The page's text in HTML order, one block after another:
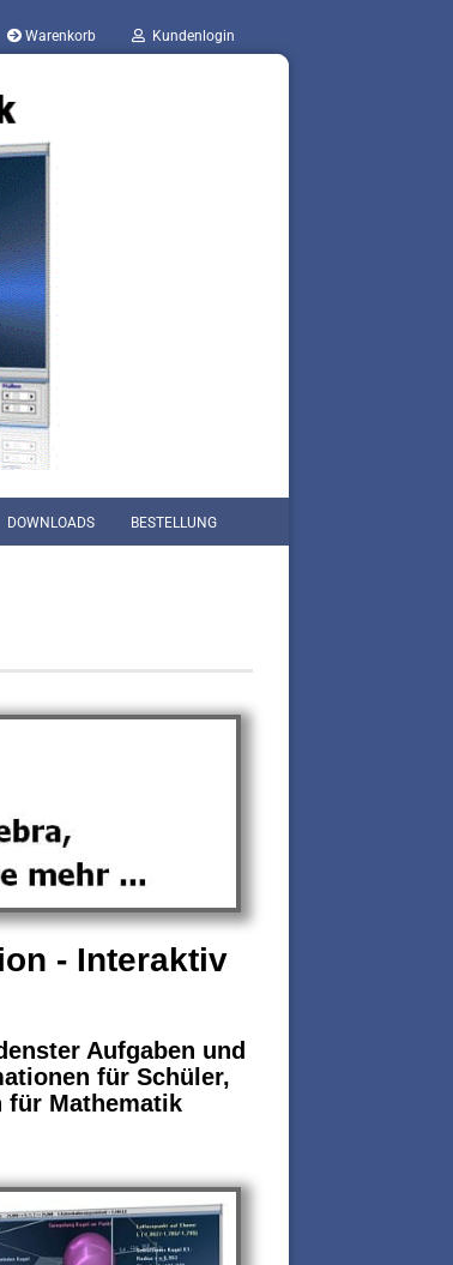
Warenkorb Kundenlogin
DOWNLOADS BESTELLUNG
- Interaktiv
Aufgaben und
für Schüler,
für Mathematik